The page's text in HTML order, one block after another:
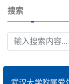
搜索